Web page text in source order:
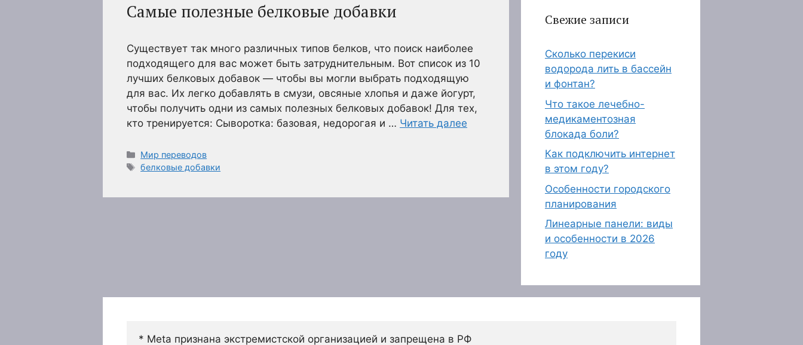
Самые полезные белковые добавки
Существует так много различных типов белков, что поиск наиболее
подходящего для вас может быть затруднительным. Вот список из 10
лучших белковых добавок — чтобы вы могли выбрать подходящую
для вас. Их легко добавлять в смузи, овсяные хлопья и даже йогурт,
чтобы получить одни из самых полезных белковых добавок! Для тех,
кто тренируется: Сыворотка: базовая, недорогая и … Читать далее
Рубрики
Мир переводов
Метки
белковые добавки
Свежие записи
Сколько перекиси
водорода лить в бассейн
и фонтан?
Что такое лечебно-
медикаментозная
блокада боли?
Как подключить интернет
в этом году?
Особенности городского
планирования
Линеарные панели: виды
и особенности в 2026
году
* Meta признана экстремистской организацией и запрещена в РФ